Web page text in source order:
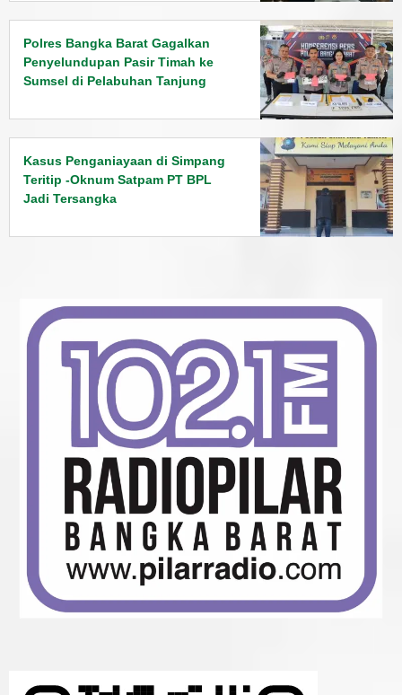
Polres Bangka Barat Gagalkan
Penyelundupan Pasir Timah ke
Sumsel di Pelabuhan Tanjung
Kasus Penganiayaan di Simpang
Teritip -Oknum Satpam PT BPL
Jadi Tersangka